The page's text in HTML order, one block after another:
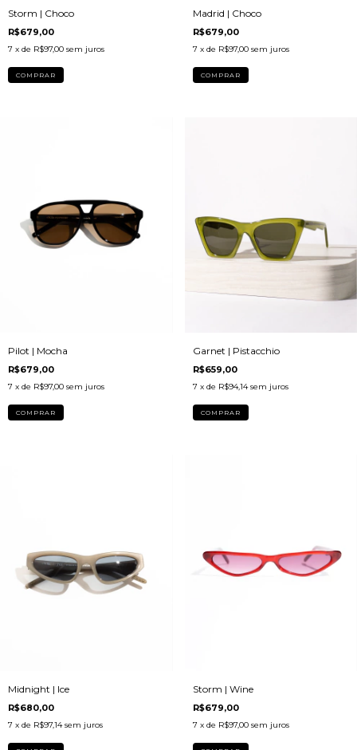
Storm | Choco
R$679,00
7 x de R$97,00 sem juros
Madrid | Choco
R$679,00
7 x de R$97,00 sem juros
Pilot | Mocha
R$679,00
7 x de R$97,00 sem juros
Garnet | Pistacchio
R$659,00
7 x de R$94,14 sem juros
Midnight | Ice
R$680,00
7 x de R$97,14 sem juros
Storm | Wine
R$679,00
7 x de R$97,00 sem juros